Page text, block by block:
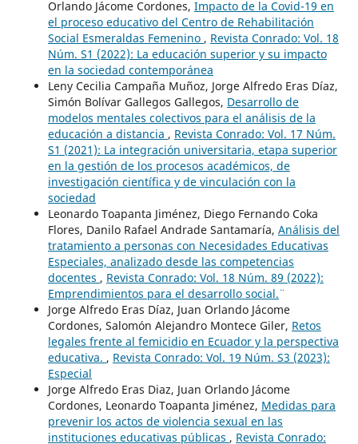
Orlando Jácome Cordones, Impacto de la Covid-19 en
el proceso educativo del Centro de Rehabilitación
Social Esmeraldas Femenino , Revista Conrado: Vol. 18
Núm. S1 (2022): La educación superior y su impacto
en la sociedad contemporánea
Leny Cecilia Campaña Muñoz, Jorge Alfredo Eras Díaz,
Simón Bolívar Gallegos Gallegos, Desarrollo de
modelos mentales colectivos para el análisis de la
educación a distancia , Revista Conrado: Vol. 17 Núm.
S1 (2021): La integración universitaria, etapa superior
en la gestión de los procesos académicos, de
investigación científica y de vinculación con la
sociedad
Leonardo Toapanta Jiménez, Diego Fernando Coka
Flores, Danilo Rafael Andrade Santamaría, Análisis del
tratamiento a personas con Necesidades Educativas
Especiales, analizado desde las competencias
docentes , Revista Conrado: Vol. 18 Núm. 89 (2022):
¨Emprendimientos para el desarrollo social.¨
Jorge Alfredo Eras Díaz, Juan Orlando Jácome
Cordones, Salomón Alejandro Montece Giler, Retos
legales frente al femicidio en Ecuador y la perspectiva
educativa. , Revista Conrado: Vol. 19 Núm. S3 (2023):
Especial
Jorge Alfredo Eras Diaz, Juan Orlando Jácome
Cordones, Leonardo Toapanta Jiménez, Medidas para
prevenir los actos de violencia sexual en las
instituciones educativas públicas , Revista Conrado: